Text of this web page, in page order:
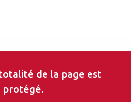
Nord, Marseille ; université Aix-Marseille
totalité de la page est
protégé.